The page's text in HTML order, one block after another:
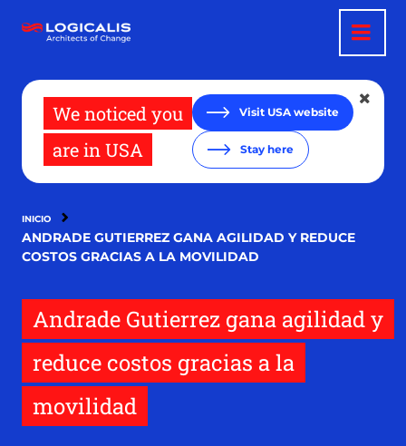
contenido
We noticed you
are in USA
Visit USA website
Stay here
INICIO
ANDRADE GUTIERREZ GANA AGILIDAD Y REDUCE
COSTOS GRACIAS A LA MOVILIDAD
Andrade Gutierrez gana agilidad y
reduce costos gracias a la
movilidad